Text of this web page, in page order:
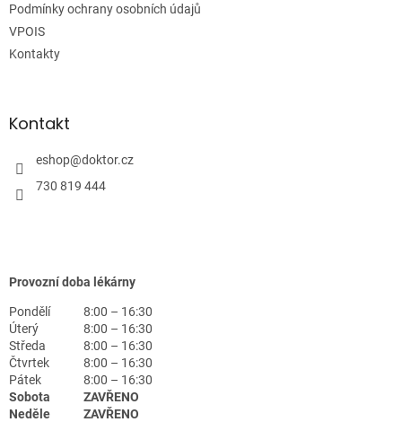
Podmínky ochrany osobních údajů
VPOIS
Kontakty
Kontakt
eshop@doktor.cz
730 819 444
Provozní doba lékárny
Pondělí
8:00 – 16:30
Úterý
8:00 – 16:30
Středa
8:00 – 16:30
Čtvrtek
8:00 – 16:30
Pátek
8:00 – 16:30
Sobota
ZAVŘENO
Neděle
ZAVŘENO